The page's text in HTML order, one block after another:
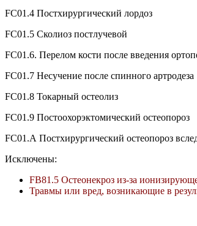
FC01.4 Постхирургический лордоз
FC01.5 Сколиоз постлучевой
FC01.6. Перелом кости после введения
FC01.7 Несучение после спинного артродеза
FC01.8 Токарный остеолиз
FC01.9 Постоохорэктомический остеопороз
FC01.A Постхирургический остеопороз
Исключены:
FB81.5 Остеонекроз из-за
Травмы или вред, возникающие в